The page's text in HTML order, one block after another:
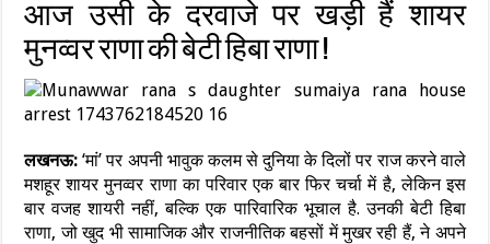
आज उसी के दरवाजे पर खड़ी हैं शायर
मुनव्वर राणा की बेटी हिबा राणा !
लखनऊ: ‘मां’ पर अपनी भावुक कलम से दुनिया के दिलों पर राज करने वाले
मशहूर शायर मुनव्वर राणा का परिवार एक बार फिर चर्चा में है, लेकिन इस
बार वजह शायरी नहीं, बल्कि एक पारिवारिक भूचाल है. उनकी बेटी हिबा
राणा, जो खुद भी सामाजिक और राजनीतिक बहसों में मुखर रही हैं, ने अपने